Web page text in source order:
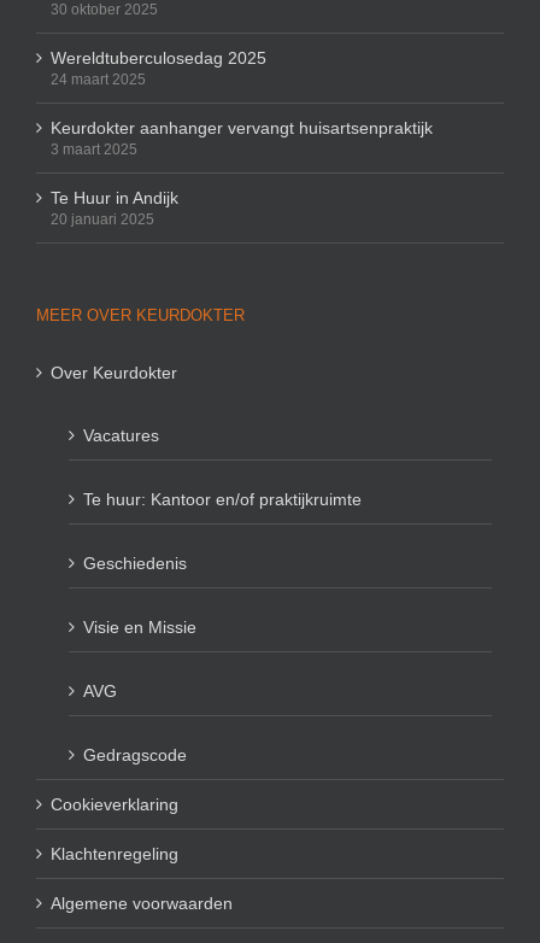
30 oktober 2025
Wereldtuberculosedag 2025
24 maart 2025
Keurdokter aanhanger vervangt huisartsenpraktijk
3 maart 2025
Te Huur in Andijk
20 januari 2025
MEER OVER KEURDOKTER
Over Keurdokter
Vacatures
Te huur: Kantoor en/of praktijkruimte
Geschiedenis
Visie en Missie
AVG
Gedragscode
Cookieverklaring
Klachtenregeling
Algemene voorwaarden